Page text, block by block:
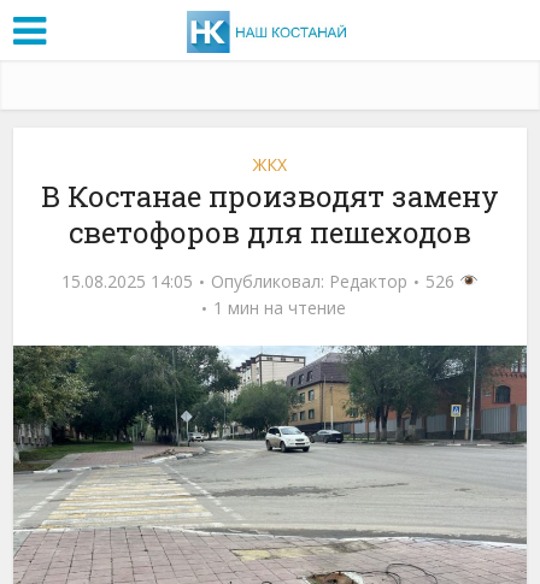
ЖКХ
В Костанае производят замену
светофоров для пешеходов
15.08.2025 14:05 Опубликовал: Редактор
526
1 мин на чтение